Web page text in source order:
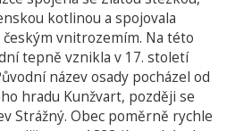
kotlinou a spojovala
českým vnitrozemím. Na této
tepně vznikla v 17. století
název osady pocházel od
hradu Kunžvart, později se
Strážný. Obec poměrně rychle